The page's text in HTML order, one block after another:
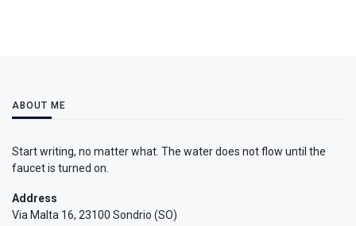
ABOUT ME
Start writing, no matter what. The water does not flow until the
faucet is turned on.
Address
Via Malta 16, 23100 Sondrio (SO)